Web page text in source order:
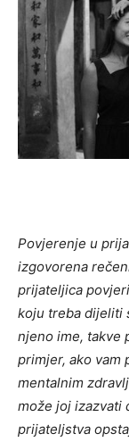
Povjerenje u
izgovorena
prijateljica
koju treba dijeliti
njeno ime, takve
primjer, ako vam
mentalnim
može joj izazvati
prijateljstva